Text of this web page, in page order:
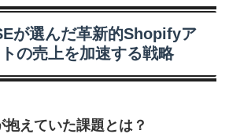
が選んだ革新的Shopifyア
の売上を加速する戦略
抱えていた課題とは？